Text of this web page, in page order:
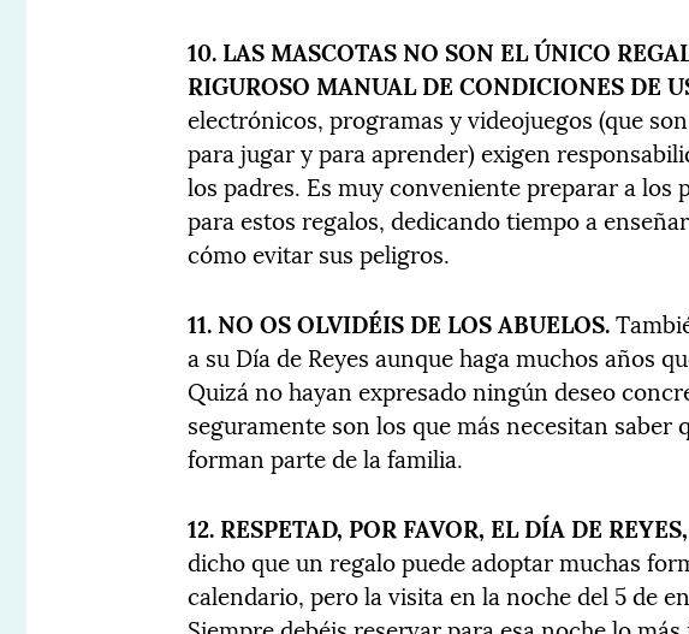
10. LAS MASCOTAS NO SON EL ÚNICO
RIGUROSO MANUAL DE CONDICIONES DE
electrónicos, programas y videojuegos (que
para jugar y para aprender) exigen
los padres. Es muy conveniente preparar a los
para estos regalos, dedicando tiempo a
cómo evitar sus peligros.
11. NO OS OLVIDÉIS DE LOS ABUELOS.
a su Día de Reyes aunque haga muchos años
Quizá no hayan expresado ningún deseo
seguramente son los que más necesitan saber
forman parte de la familia.
12. RESPETAD, POR FAVOR, EL DÍA DE
dicho que un regalo puede adoptar muchas
calendario, pero la visita en la noche del 5 de